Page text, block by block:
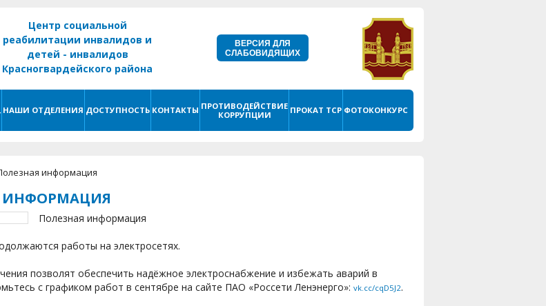
Центр социальной
реабилитации инвалидов и
детей - инвалидов
Красногвардейского района
ВЕРСИЯ ДЛЯ
СЛАБОВИДЯЩИХ
НАШИ ОТДЕЛЕНИЯ ДОСТУПНОСТЬ КОНТАКТЫ ПРОТИВОДЕЙСТВИЕ
КОРРУПЦИИ
ПРОКАТ ТСР ФОТОКОНКУРС
информация
ИНФОРМАЦИЯ
Полезная информация
работы на электросетях.
позволят обеспечить надёжное электроснабжение и избежать аварий в
с графиком работ в сентябре на сайте ПАО «Россети Ленэнерго»: vk.cc/cqD5J2.